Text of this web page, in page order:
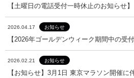
【土曜日の電話受付一時休止のお知らせ】
2026.04.17 お知らせ
【2026年ゴールデンウィーク期間中の受
2026.02.21 お知らせ
【お知らせ】3月1日 東京マラソン開催に
【土曜日の電話受付一時休止のお知らせ】
お知らせ
【2026年ゴールデンウィーク期間中の受
お知らせ